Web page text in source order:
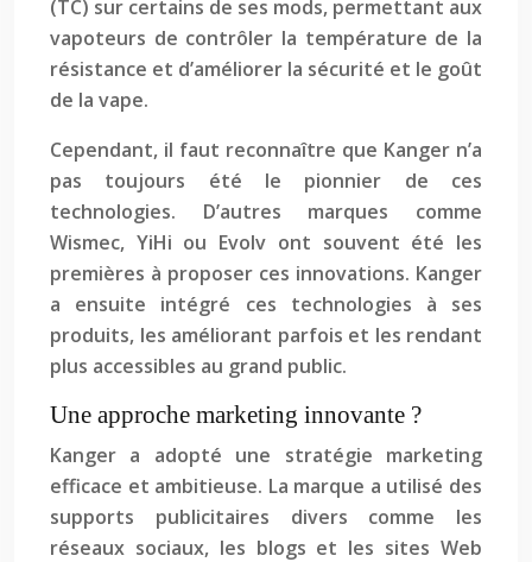
(TC) sur certains de ses mods, permettant aux
vapoteurs de contrôler la température de la
résistance et d’améliorer la sécurité et le goût
de la vape.
Cependant, il faut reconnaître que Kanger n’a
pas toujours été le pionnier de ces
technologies. D’autres marques comme
Wismec, YiHi ou Evolv ont souvent été les
premières à proposer ces innovations. Kanger
a ensuite intégré ces technologies à ses
produits, les améliorant parfois et les rendant
plus accessibles au grand public.
Une approche marketing innovante ?
Kanger a adopté une stratégie marketing
efficace et ambitieuse. La marque a utilisé des
supports publicitaires divers comme les
réseaux sociaux, les blogs et les sites Web